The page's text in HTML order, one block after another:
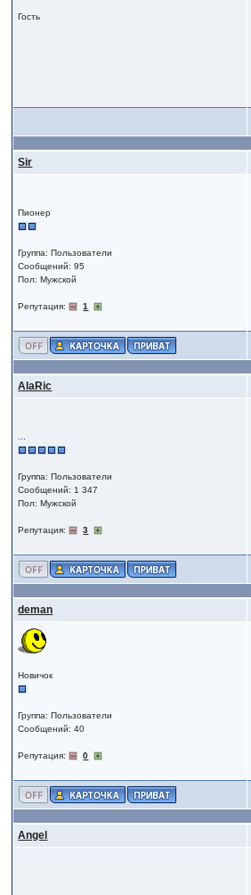
Гость
Sir
Пионер
Группа: Пользователи
Сообщений: 95
Пол: Мужской
Репутация: 1
AlaRic
Группа: Пользователи
Сообщений: 1 347
Пол: Мужской
Репутация: 3
deman
Новичок
Группа: Пользователи
Сообщений: 40
Репутация: 0
Angel